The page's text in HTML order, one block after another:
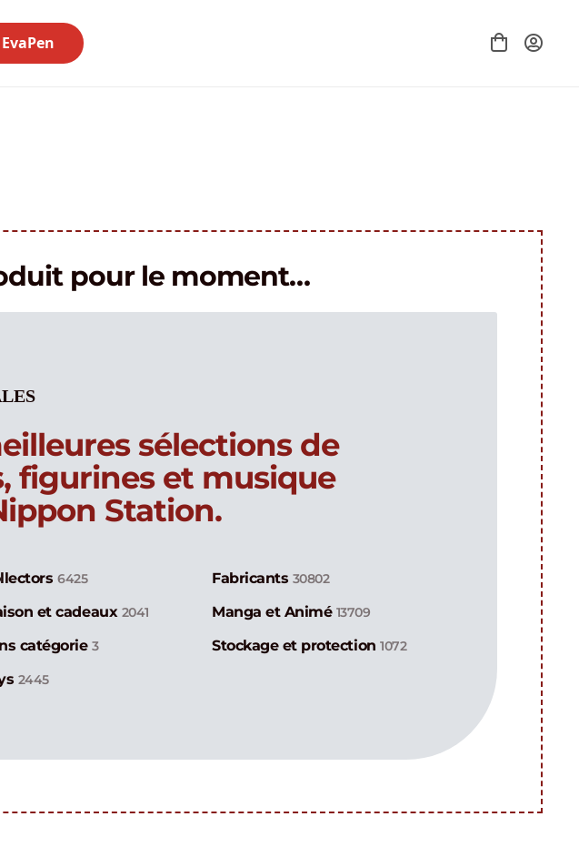
pour le moment…
sélections de
figurines et musique
Station.
6425 Fabricants 30802
et cadeaux 2041 Manga et Animé 13709
catégorie3 Stockage et protection1072
2445